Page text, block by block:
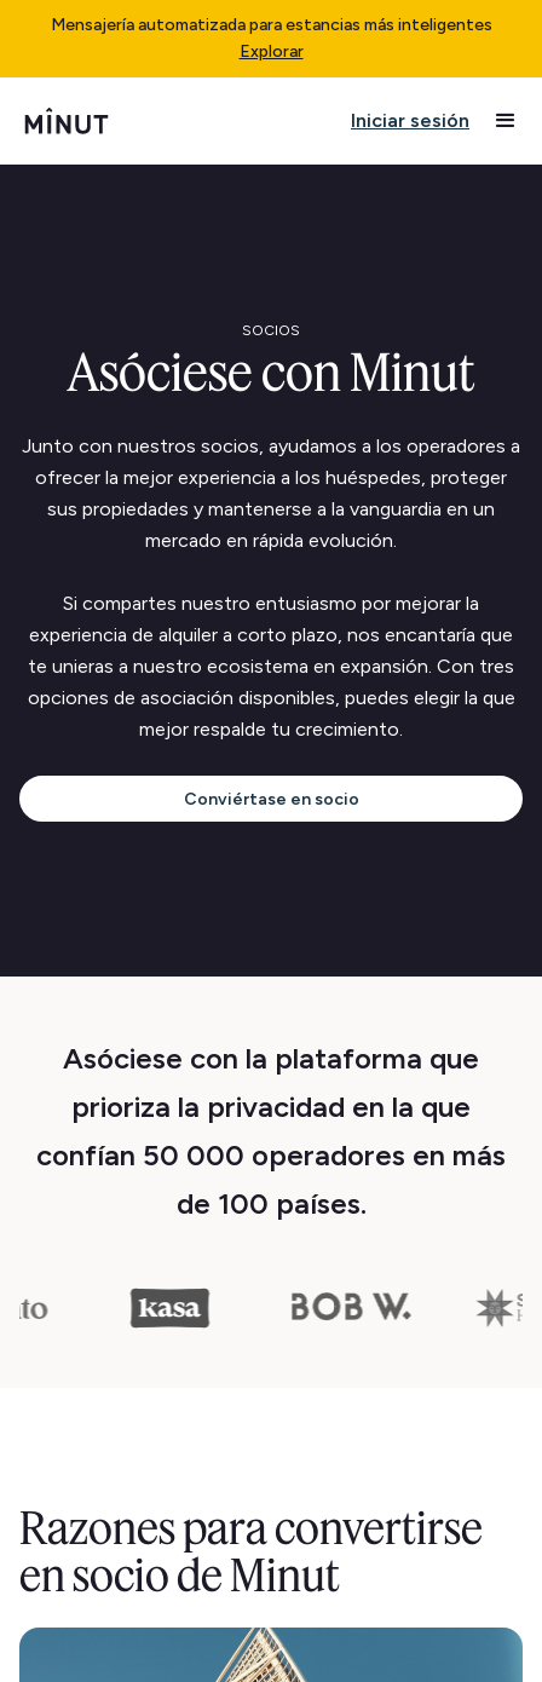
Mensajería automatizada para estancias más inteligentes
Explorar
Iniciar sesión
SOCIOS
Asóciese con Minut
Junto con nuestros socios, ayudamos a los operadores a
ofrecer la mejor experiencia a los huéspedes, proteger
sus propiedades y mantenerse a la vanguardia en un
mercado en rápida evolución.
Si compartes nuestro entusiasmo por mejorar la
experiencia de alquiler a corto plazo, nos encantaría que
te unieras a nuestro ecosistema en expansión. Con tres
opciones de asociación disponibles, puedes elegir la que
mejor respalde tu crecimiento.
Conviértase en socio
Asóciese con la plataforma que
prioriza la privacidad en la que
confían 50 000 operadores en más
de 100 países.
Razones para convertirse
en socio de Minut